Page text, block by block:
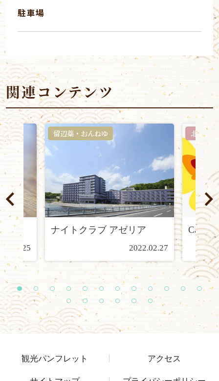
駐車場
関連コンテンツ
留辺蘂・おんねゆ
ナイトクラブ アゼリア
2022.02.27
北見
1 2 3 4 5 6 7 8 9
1
1
1
1
3
1
4
1
5
1
6
1
1
8
観光パンフレット アクセス